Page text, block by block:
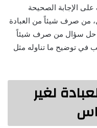
الإجابة الصحيحة
من صرف شيئاً من العبادة
حل سؤال من صرف شيئاً
في توضيح ما تناوله مثل
لغير